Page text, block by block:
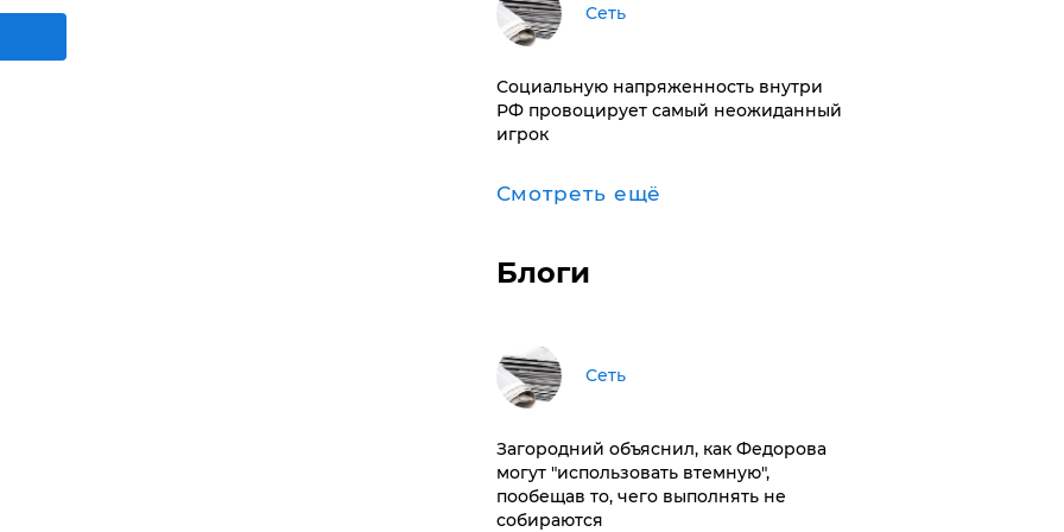
Сеть
Социальную напряженность внутри
РФ провоцирует самый неожиданный
игрок
Смотреть ещё
Блоги
Сеть
Загородний объяснил, как Федорова
могут "использовать втемную",
пообещав то, чего выполнять не
собираются